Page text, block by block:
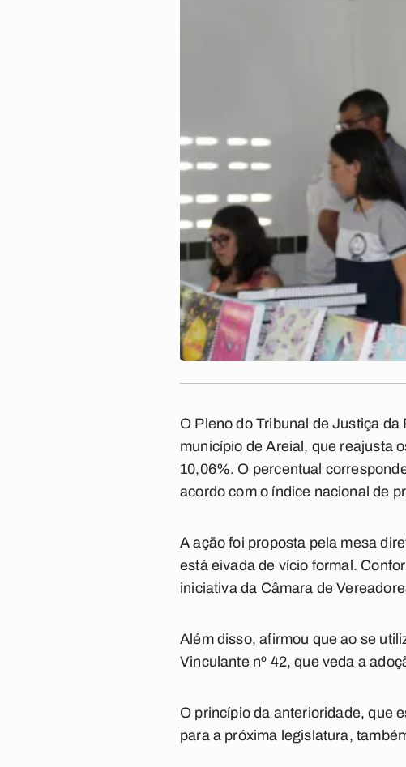
O Pleno do Tribunal de Justiça
município de Areial, que reajusta
10,06%. O percentual
acordo com o índice nacional de
A ação foi proposta pela mesa
está eivada de vício formal.
iniciativa da Câmara de
Além disso, afirmou que ao se
Vinculante nº 42, que veda a
O princípio da anterioridade, que
para a próxima legislatura,